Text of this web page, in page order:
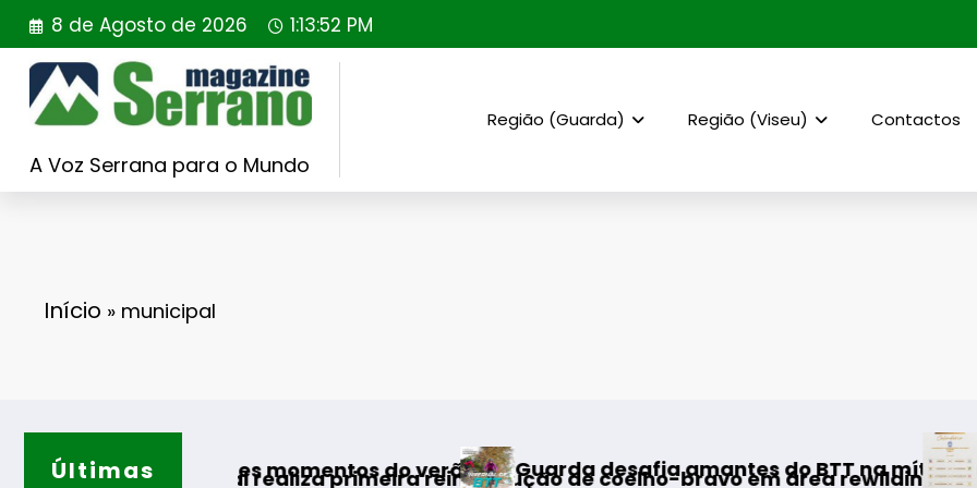
Saltar
para
conteúdo
8 de Agosto de 2026 1:13:53 PM
A Voz Serrana para o Mundo
Região (Guarda) Região (Viseu) Contactos
Início » municipal
Últimas
os melhores momentos do verão
Portugal realiza primeira reintrodução de coelho-bravo em área rewilding
Guarda desafia amantes do BTT na mítica Invernal
AF Viseu –